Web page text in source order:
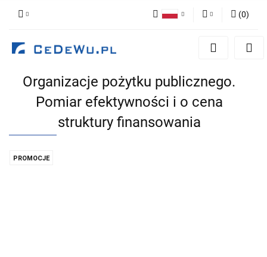
Zaloguj się
Dodaj zgłoszenie
Zgody cookies
(0)
Organizacje pożytku publicznego.
Pomiar efektywności i o cena
struktury finansowania
PROMOCJE